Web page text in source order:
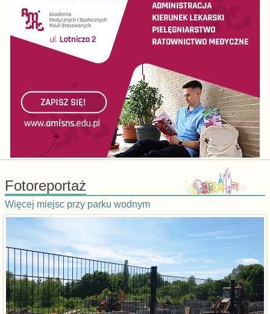
Fotoreportaż
Więcej miejsc przy parku wodnym